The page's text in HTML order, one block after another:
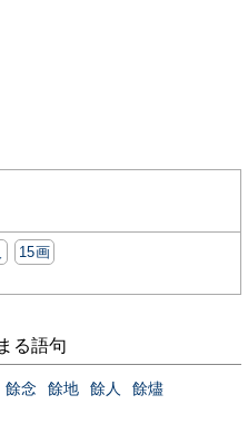
15画
る語句
餘念 餘地 餘人 餘燼